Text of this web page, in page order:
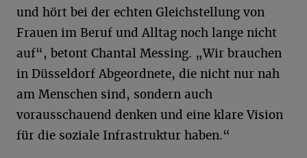
und hört bei der echten Gleichstellung von
Frauen im Beruf und Alltag noch lange nicht
auf“, betont Chantal Messing. „Wir brauchen
in Düsseldorf Abgeordnete, die nicht nur nah
am Menschen sind, sondern auch
vorausschauend denken und eine klare Vision
für die soziale Infrastruktur haben.“